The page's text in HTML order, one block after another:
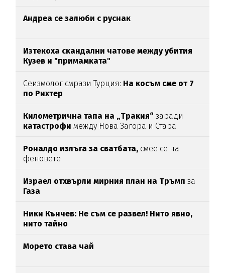
Андреа се залюби с руснак
Изтекоха скандални чатове между убития
Кузев и "примамката"
Сеизмолог смрази Турция: На косъм сме от 7
по Рихтер
Километрична тапа на „Тракия“ заради
катастрофи между Нова Загора и Стара
Роналдо излъга за сватбата, смее се на
феновете
Израел отхвърли мирния план на Тръмп за
Газа
Ники Кънчев: Не съм се развел! Нито явно,
нито тайно
Морето става чай